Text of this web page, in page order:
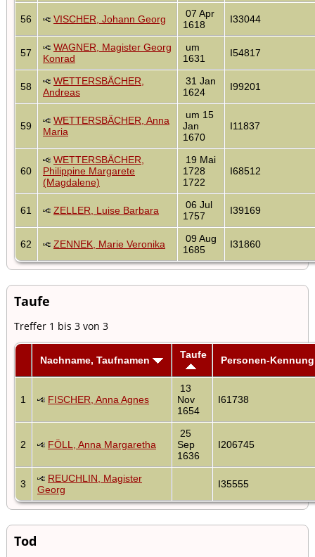
56 VISCHER, Johann Georg
07 Apr
1618
I33044
57
WAGNER, Magister Georg
Konrad
um
1631
I54817
58
WETTERSBÄCHER,
Andreas
31 Jan
1624
I99201
59
WETTERSBÄCHER, Anna
Maria
um 15
Jan
1670
I11837
60
WETTERSBÄCHER,
Philippine Margarete
(Magdalene)
19 Mai
1728
1722
I68512
61 ZELLER, Luise Barbara
06 Jul
1757
I39169
62 ZENNEK, Marie Veronika
09 Aug
1685
I31860
Taufe
Treffer 1 bis 3 von 3
Nachname, Taufnamen Taufe Personen-Kennung
1 FISCHER, Anna Agnes
13
Nov
1654
I61738
2 FÖLL, Anna Margaretha
25
Sep
1636
I206745
3
REUCHLIN, Magister
Georg
I35555
Tod